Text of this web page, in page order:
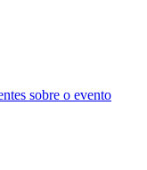
sobre o evento